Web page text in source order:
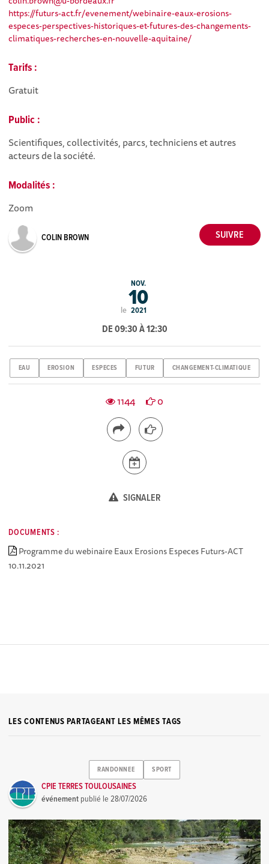
https://futurs-act.fr/evenement/webinaire-eaux-erosions-
especes-perspectives-historiques-et-futures-des-changements-
climatiques-recherches-en-nouvelle-aquitaine/
Tarifs :
Gratuit
Public :
Scientifiques, collectivités, parcs, techniciens et autres
acteurs de la société.
Modalités :
Zoom
COLIN BROWN
le
NOV.
10
2021
DE 09:30 À 12:30
EAU EROSION ESPECES FUTUR CHANGEMENT-CLIMATIQUE
1144 0
SIGNALER
DOCUMENTS :
Programme du webinaire Eaux Erosions Especes Futurs-ACT
10.11.2021
LES CONTENUS PARTAGEANT LES MÊMES TAGS
RANDONNEE SPORT
CPIE TERRES TOULOUSAINES
événement publié le28/07/2026